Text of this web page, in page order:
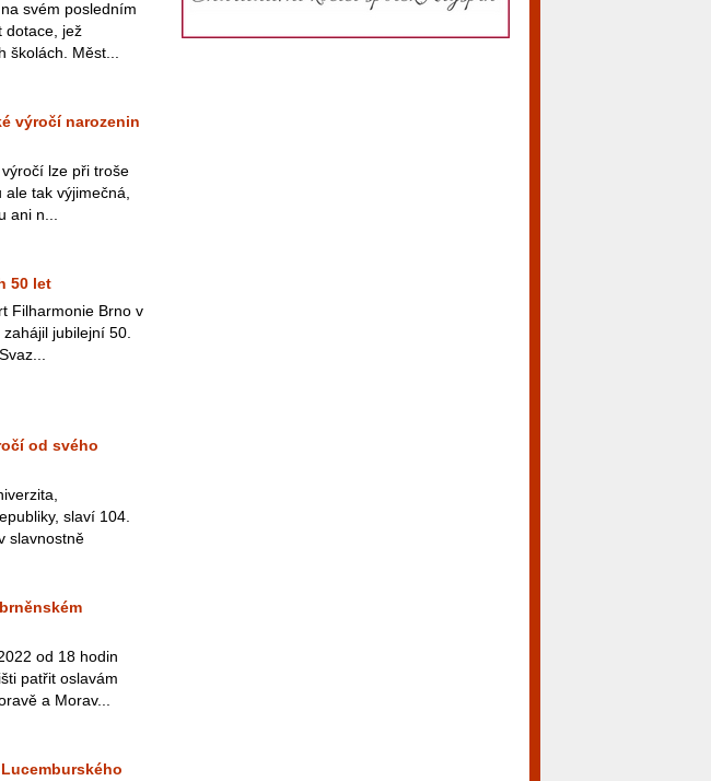
svém posledním
dotace, jež
Měst...
výročí narozenin
lze při troše
tak výjimečná,
n...
50 let
Filharmonie Brno v
jubilejní 50.
od svého
slaví 104.
slavnostně
od 18 hodin
patřit oslavám
a Morav...